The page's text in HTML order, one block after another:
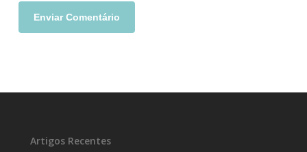
Artigos Recentes